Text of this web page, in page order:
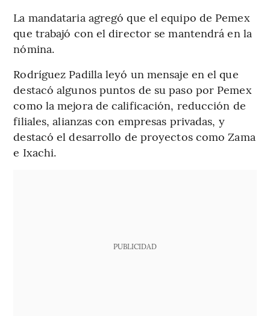
La mandataria agregó que el equipo de Pemex
que trabajó con el director se mantendrá en la
nómina.
Rodríguez Padilla leyó un mensaje en el que
destacó algunos puntos de su paso por Pemex
como la mejora de calificación, reducción de
filiales, alianzas con empresas privadas, y
destacó el desarrollo de proyectos como Zama
e Ixachi.
PUBLICIDAD